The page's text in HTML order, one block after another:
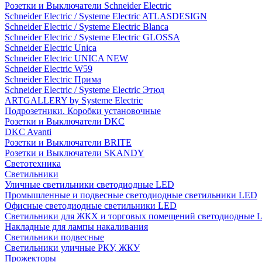
Розетки и Выключатели Schneider Electric
Schneider Electric / Systeme Electric ATLASDESIGN
Schneider Electric / Systeme Electric Blanca
Schneider Electric / Systeme Electric GLOSSA
Schneider Electric Unica
Schneider Electric UNICA NEW
Schneider Electric W59
Schneider Electric Прима
Schneider Electric / Systeme Electric Этюд
ARTGALLERY by Systeme Electric
Подрозетники. Коробки установочные
Розетки и Выключатели DKC
DKC Avanti
Розетки и Выключатели BRITE
Розетки и Выключатели SKANDY
Светотехника
Светильники
Уличные светильники светодиодные LED
Промышленные и подвесные светодиодные светильники LED
Офисные светодиодные светильники LED
Светильники для ЖКХ и торговых помещений светодиодные
Накладные для лампы накаливания
Светильники подвесные
Светильники уличные РКУ, ЖКУ
Прожекторы